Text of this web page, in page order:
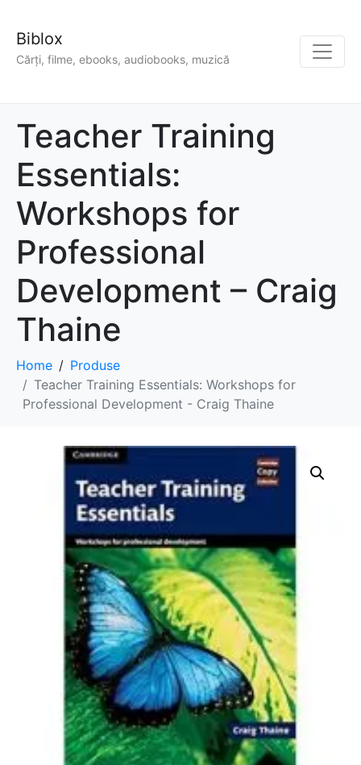
Biblox
Cărți, filme, ebooks, audiobooks, muzică
Teacher Training
Essentials:
Workshops for
Professional
Development – Craig
Thaine
Home
Produse
Teacher Training Essentials: Workshops for
Professional Development - Craig Thaine